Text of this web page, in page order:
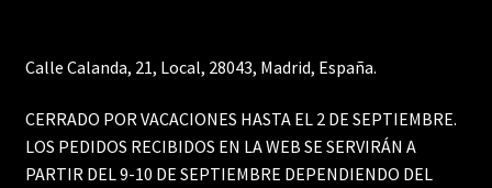
Calle Calanda, 21, Local, 28043, Madrid, España.
CERRADO POR VACACIONES HASTA EL 2 DE SEPTIEMBRE.
LOS PEDIDOS RECIBIDOS EN LA WEB SE SERVIRÁN A
PARTIR DEL 9-10 DE SEPTIEMBRE DEPENDIENDO DEL